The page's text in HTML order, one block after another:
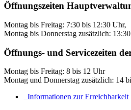
Öffnungszeiten
Montag bis Freitag: 7:30 bis 12:30 Uhr,
Montag bis Donnerstag zusätzlich:
Öffnungs- und Servicezeiten
Montag bis Freitag: 8 bis 12 Uhr
Montag und Donnerstag zusätzlich: 14
Informationen zur Erreichbarkeit